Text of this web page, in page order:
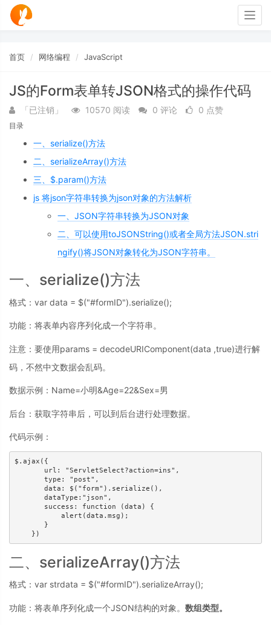
首页 网络编程 JavaScript
JS的Form表单转JSON格式的操作代码
「已注销」 10570 阅读 0 评论 0 点赞
目录
一、serialize()方法
二、serializeArray()方法
三、$.param()方法
js 将json字符串转换为json对象的方法解析
一、JSON字符串转换为JSON对象
二、可以使用toJSONString()或者全局方法JSON.stri
ngify()将JSON对象转化为JSON字符串。
一、serialize()方法
格式：var data = $("#formID").serialize();
功能：将表单内容序列化成一个字符串。
注意：要使用params = decodeURIComponent(data ,true)进行解
码，不然中文数据会乱码。
数据示例：Name=小明&Age=22&Sex=男
后台：获取字符串后，可以到后台进行处理数据。
代码示例：
$.ajax({
       url: "ServletSelect?action=ins",
       type: "post",
       data: $("form").serialize(),
       dataType:"json",
       success: function (data) {
           alert(data.msg);
       }
    })
二、serializeArray()方法
格式：var strdata = $("#formID").serializeArray();
功能：将表单序列化成一个JSON结构的对象。 数组类型。